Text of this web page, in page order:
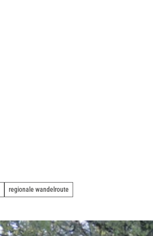
regionale wandelroute